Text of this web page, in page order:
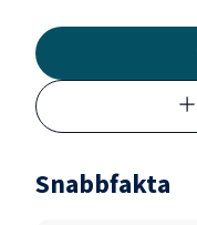
Snabbfakta